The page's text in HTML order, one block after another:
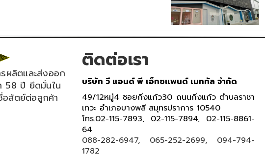
รผลิตและส่งออก
58 ปี ยึดมั่นใน
อสัตย์ต่อลูกค้า
ติดต่อเรา
บริษัท วี แอนด์ พี เอ็กซแพนด์ เมททัล จำกัด
49/12หมู่4 ซอยกิ่งแก้ว30 ถนนกิ่งแก้ว ตำบลราชา
เทวะ อำเภอบางพลี สมุทรปราการ 10540
โทร.02-115-7893, 02-115-7894, 02-115-8861-
64
088-282-6947, 065-252-2699, 094-794-
1782